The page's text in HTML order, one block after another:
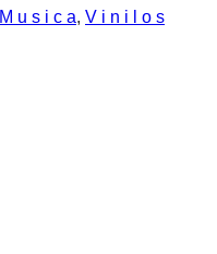
M u s i c a, V i n i l o s